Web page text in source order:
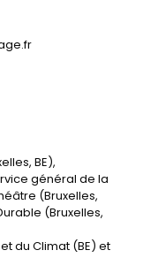
BE),
général de la
(Bruxelles,
(Bruxelles,
du Climat (BE) et